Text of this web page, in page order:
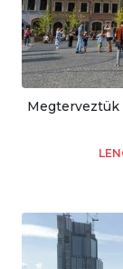
Megterveztük